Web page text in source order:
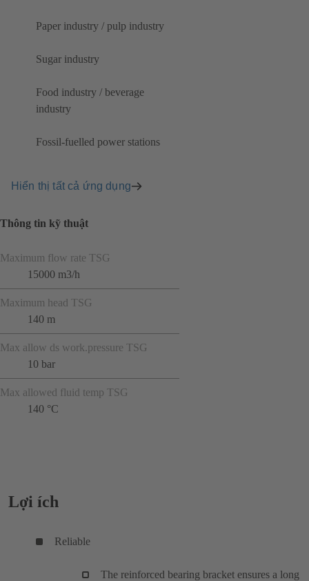
Paper industry / pulp industry
Sugar industry
Food industry / beverage
industry
Fossil-fuelled power stations
Hiển thị tất cả ứng dụng
Thông tin kỹ thuật
Maximum flow rate TSG
15000 m3/h
Maximum head TSG
140 m
Max allow ds work.pressure TSG
10 bar
Max allowed fluid temp TSG
140 °C
Lợi ích
Reliable
The reinforced bearing bracket ensures a long